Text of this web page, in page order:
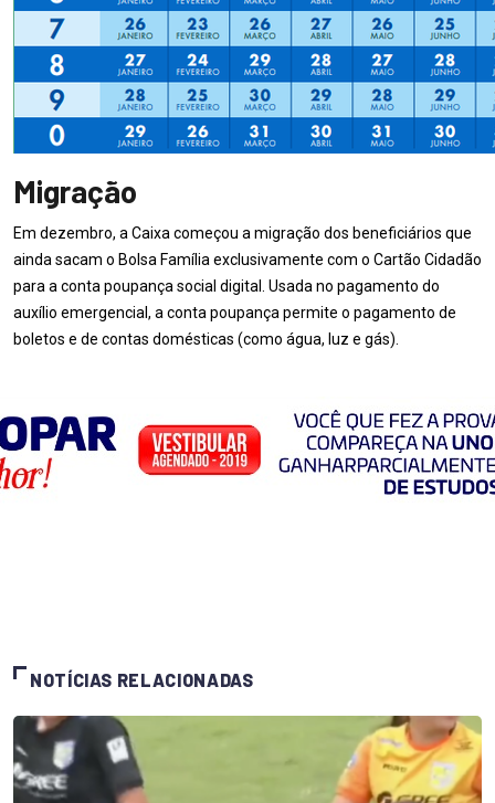
Migração
Em dezembro, a Caixa começou a migração dos beneficiários que
ainda sacam o Bolsa Família exclusivamente com o Cartão Cidadão
para a conta poupança social digital. Usada no pagamento do
auxílio emergencial, a conta poupança permite o pagamento de
boletos e de contas domésticas (como água, luz e gás).
NOTÍCIAS RELACIONADAS